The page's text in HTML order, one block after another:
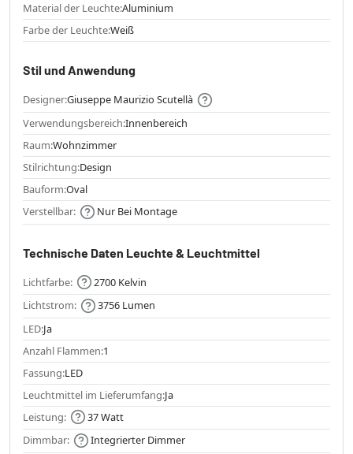
Material der Leuchte:Aluminium
Farbe der Leuchte:Weiß
Stil und Anwendung
Designer:Giuseppe Maurizio Scutellà
Verwendungsbereich:Innenbereich
Raum:Wohnzimmer
Stilrichtung:Design
Bauform:Oval
Verstellbar:
Nur Bei Montage
Technische Daten Leuchte & Leuchtmittel
Lichtfarbe:
2700 Kelvin
Lichtstrom:
3756 Lumen
LED:Ja
Anzahl Flammen:1
Fassung:LED
Leuchtmittel im Lieferumfang:Ja
Leistung:
37 Watt
Dimmbar:
Integrierter Dimmer